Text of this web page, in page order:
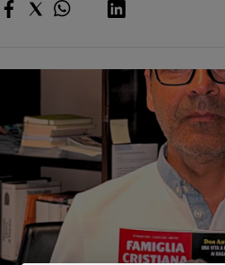
Libri
educazione
Genitori
figli
Nonni
Coppia
Scuola